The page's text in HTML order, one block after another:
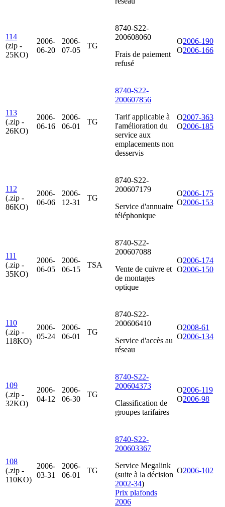
114
(zip -
25KO)
2006-
06-20
2006-
07-05
TG
8740-S22-
200608060
Frais de paiement
refusé
O2006-190
O2006-166
113
(.zip -
26KO)
2006-
06-16
2006-
06-01
TG
8740-S22-
200607856
Tarif applicable à
l'amélioration du
service aux
emplacements non
desservis
O2007-363
O2006-185
112
(.zip -
86KO)
2006-
06-06
2006-
12-31
TG
8740-S22-
200607179
Service d'annuaire
téléphonique
O2006-175
O2006-153
111
(.zip -
35KO)
2006-
06-05
2006-
06-15
TSA
8740-S22-
200607088
Vente de cuivre et
de montages
optique
O2006-174
O2006-150
110
(.zip -
118KO)
2006-
05-24
2006-
06-01
TG
8740-S22-
200606410
Service d'accès au
réseau
O2008-61
O2006-134
109
(.zip -
32KO)
2006-
04-12
2006-
06-30
TG
8740-S22-
200604373
Classification de
groupes tarifaires
O2006-119
O2006-98
108
(.zip -
110KO)
2006-
03-31
2006-
06-01
TG
8740-S22-
200603367
Service Megalink
(suite à la décision
2002-34)
Prix plafonds
2006
O2006-102